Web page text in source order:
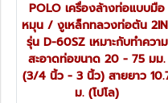
POLO เครื่องล้างท่อแบบมือ
หมุน / งูเหล็กทลวงท่อตัน
รุ่น D-60SZ เหมาะกับทำความ
สะอาดท่อขนาด 20 - 75 มม.
(3/4 นิ้ว - 3 นิ้ว) สายยาว
ม. (โปโล)